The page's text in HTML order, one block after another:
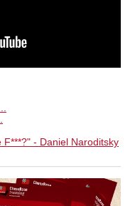
- Daniel Naroditsky